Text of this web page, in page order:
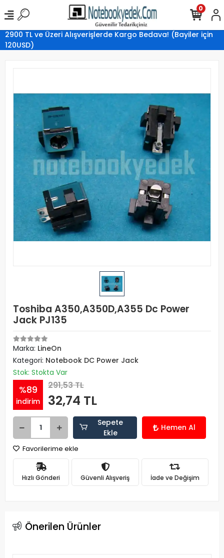
2900 TL ve Üzeri Alışverişlerde Kargo Bedava! (Bayiler için
120USD)
0
Toshiba A350,A350D,A355 Dc Power
Jack PJ135
Marka: LineOn
Kategori: Notebook DC Power Jack
Stok: Stokta Var
%89
indirim
291,53 TL
32,74 TL
Sepete
Ekle
Hemen Al
Favorilerime ekle
Hızlı Gönderi Güvenli Alışveriş İade ve Değişim
Önerilen Ürünler